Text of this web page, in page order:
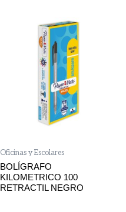
Oficinas y Escolares
BOLÍGRAFO
KILOMETRICO 100
RETRACTIL NEGRO